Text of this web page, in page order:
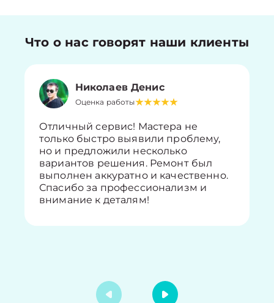
Что о нас говорят наши клиенты
Николаев Денис
Оценка работы
Отличный сервис! Мастера не
только быстро выявили проблему,
но и предложили несколько
вариантов решения. Ремонт был
выполнен аккуратно и качественно.
Спасибо за профессионализм и
внимание к деталям!